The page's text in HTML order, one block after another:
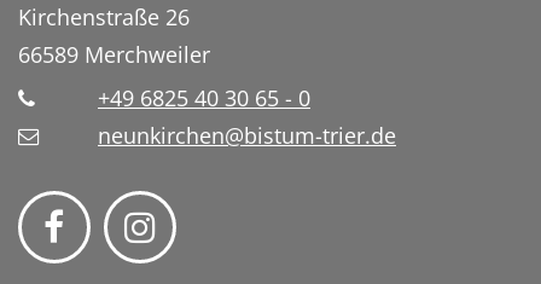
Kirchenstraße 26
66589 Merchweiler
+49 6825 40 30 65 - 0
neunkirchen@bistum-trier.de